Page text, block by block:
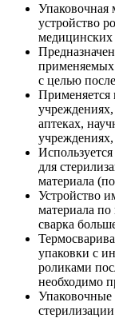
устройство
медицинских
применяемых
с целью
Применяется
аптеках,
для
материала
Устройство
материала
сварка
упаковки с
роликами
необходимо
Упаковочные